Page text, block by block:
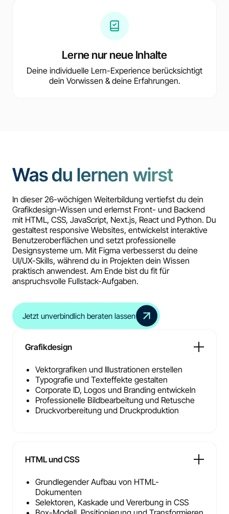
Lerne nur neue Inhalte
Deine individuelle Lern-Experience berücksichtigt
dein Vorwissen & deine Erfahrungen.
Was du lernen wirst
In dieser 26-wöchigen Weiterbildung vertiefst du dein
Grafikdesign-Wissen und erlernst Front- und Backend
mit HTML, CSS, JavaScript, Next.js, React und Python. Du
gestaltest responsive Websites, entwickelst interaktive
Benutzeroberflächen und setzt professionelle
Designsysteme um. Mit Figma verbesserst du deine
UI/UX-Skills, während du in Projekten dein Wissen
praktisch anwendest. Am Ende bist du fit für
anspruchsvolle Fullstack-Aufgaben.
Jetzt unverbindlich beraten lassen
Grafikdesign
Vektorgrafiken und Illustrationen erstellen
Typografie und Texteffekte gestalten
Corporate ID, Logos und Branding entwickeln
Professionelle Bildbearbeitung und Retusche
Druckvorbereitung und Druckproduktion
HTML und CSS
Grundlegender Aufbau von HTML-
Dokumenten
Selektoren, Kaskade und Vererbung in CSS